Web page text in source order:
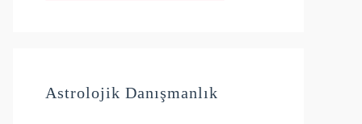
Astrolojik Danışmanlık